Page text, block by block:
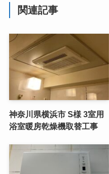
関連記事
神奈川県横浜市 S様 3室用
浴室暖房乾燥機取替工事